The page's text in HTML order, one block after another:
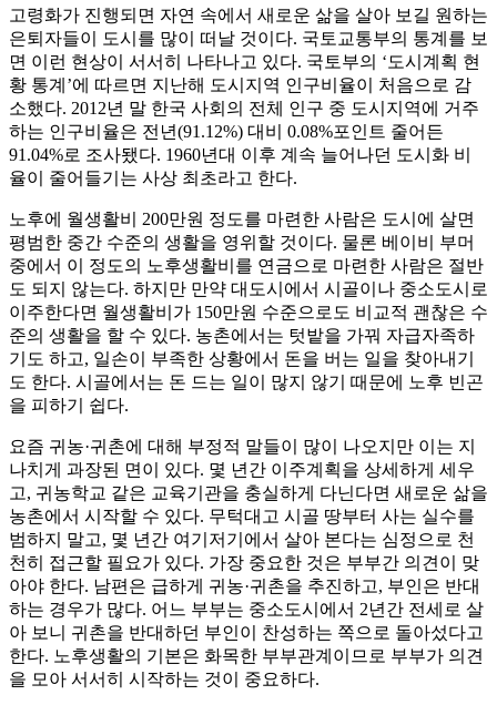
고령화가 진행되면 자연 속에서 새로운 삶을 살아 보길 원하는
은퇴자들이 도시를 많이 떠날 것이다. 국토교통부의 통계를 보
면 이런 현상이 서서히 나타나고 있다. 국토부의 ‘도시계획 현
황 통계’에 따르면 지난해 도시지역 인구비율이 처음으로 감
소했다. 2012년 말 한국 사회의 전체 인구 중 도시지역에 거주
하는 인구비율은 전년(91.12%) 대비 0.08%포인트 줄어든
91.04%로 조사됐다. 1960년대 이후 계속 늘어나던 도시화 비
율이 줄어들기는 사상 최초라고 한다.
노후에 월생활비 200만원 정도를 마련한 사람은 도시에 살면
평범한 중간 수준의 생활을 영위할 것이다. 물론 베이비 부머
중에서 이 정도의 노후생활비를 연금으로 마련한 사람은 절반
도 되지 않는다. 하지만 만약 대도시에서 시골이나 중소도시로
이주한다면 월생활비가 150만원 수준으로도 비교적 괜찮은 수
준의 생활을 할 수 있다. 농촌에서는 텃밭을 가꿔 자급자족하
기도 하고, 일손이 부족한 상황에서 돈을 버는 일을 찾아내기
도 한다. 시골에서는 돈 드는 일이 많지 않기 때문에 노후 빈곤
을 피하기 쉽다.
요즘 귀농·귀촌에 대해 부정적 말들이 많이 나오지만 이는 지
나치게 과장된 면이 있다. 몇 년간 이주계획을 상세하게 세우
고, 귀농학교 같은 교육기관을 충실하게 다닌다면 새로운 삶을
농촌에서 시작할 수 있다. 무턱대고 시골 땅부터 사는 실수를
범하지 말고, 몇 년간 여기저기에서 살아 본다는 심정으로 천
천히 접근할 필요가 있다. 가장 중요한 것은 부부간 의견이 맞
아야 한다. 남편은 급하게 귀농·귀촌을 추진하고, 부인은 반대
하는 경우가 많다. 어느 부부는 중소도시에서 2년간 전세로 살
아 보니 귀촌을 반대하던 부인이 찬성하는 쪽으로 돌아섰다고
한다. 노후생활의 기본은 화목한 부부관계이므로 부부가 의견
을 모아 서서히 시작하는 것이 중요하다.